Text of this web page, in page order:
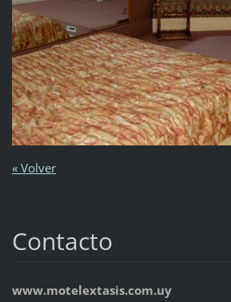
« Volver
Contacto
www.motelextasis.com.uy